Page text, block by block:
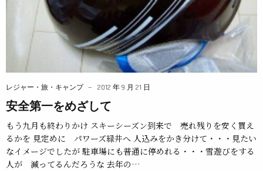
レジャー・旅・キャンプ 2012 年 9 月 21 日
安全第一をめざして
もう九月も終わりかけ スキーシーズン到来で 売れ残りを安く買え
るかを 見定めに パワーズ緑井へ 人込みをかき分けて・・・見たい
なイメージでしたが 駐車場にも普通に停めれる・・・雪遊びをする
人が 減ってるんだろうな 去年の…